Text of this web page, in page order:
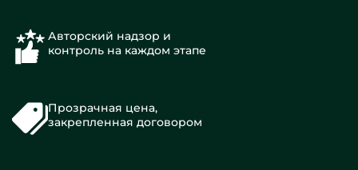
Авторский надзор и
контроль на каждом этапе
Прозрачная цена,
закрепленная договором